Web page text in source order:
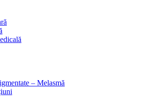
– Melasmă